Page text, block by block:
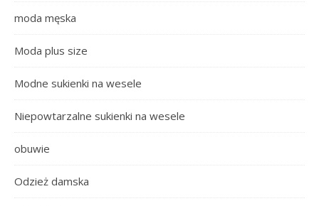
moda męska
Moda plus size
Modne sukienki na wesele
Niepowtarzalne sukienki na wesele
obuwie
Odzież damska